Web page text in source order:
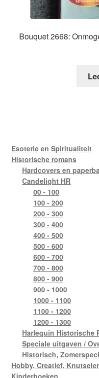
Bouquet 2668:
Esoterie en Spiritualiteit
Historische romans
Hardcovers en
Candelight HR
00 - 100
100 - 200
200 - 300
300 - 400
400 - 500
500 - 600
600 - 700
700 - 800
800 - 900
900 - 1000
1000 - 1100
1100 - 1200
1200 - 1300
Harlequin Historische
Speciale uitgaven /
Historisch,
Hobby, Creatief,